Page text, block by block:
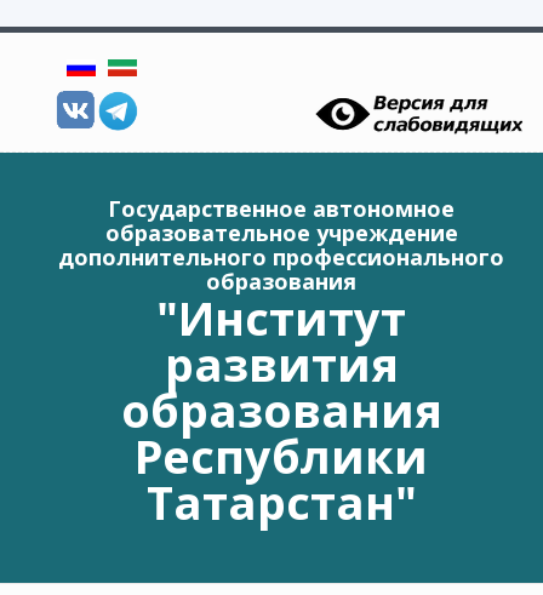
Государственное автономное
образовательное учреждение
дополнительного профессионального
образования
"Институт
развития
образования
Республики
Татарстан"